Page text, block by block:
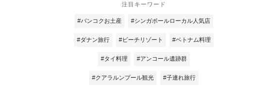
注目キーワード
#バンコクお土産 #シンガポールローカル人気店
#ダナン旅行 #ビーチリゾート #ベトナム料理
#タイ料理 #アンコール遺跡群
#クアラルンプール観光 #子連れ旅行